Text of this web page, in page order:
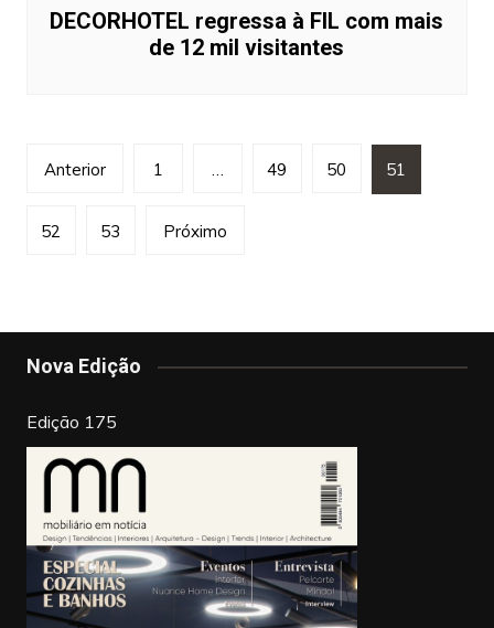
DECORHOTEL regressa à FIL com mais
de 12 mil visitantes
Paginação
conteúdos
Anterior 1 … 49 50 51
52 53 Próximo
Nova Edição
Edição 175